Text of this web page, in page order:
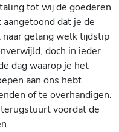
tot wij de goederen
dat je de
gelang welk tijdstip
doch in ieder
dag waarop je het
aan ons hebt
of te overhandigen.
voordat de